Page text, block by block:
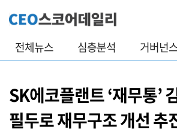
전체뉴스 심층분석 거버넌
SK에코플랜트 ‘재무통’
필두로 재무구조 개선 추